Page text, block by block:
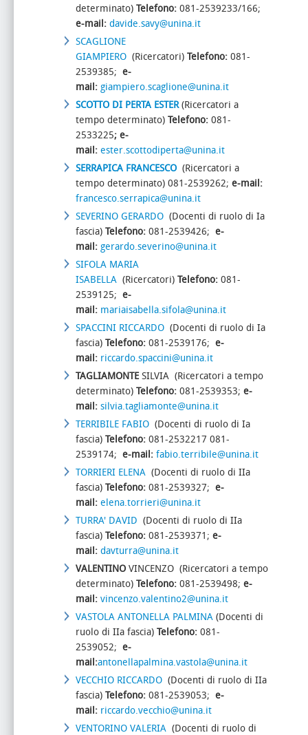
determinato) Telefono: 081-2539233/166;
e-mail: davide.savy@unina.it
SCAGLIONE
GIAMPIERO (Ricercatori) Telefono: 081-
2539385; e-
mail: giampiero.scaglione@unina.it
SCOTTO DI PERTA ESTER(Ricercatori a
tempo determinato) Telefono: 081-
2533225; e-
mail: ester.scottodiperta@unina.it
SERRAPICA FRANCESCO (Ricercatori a
tempo determinato) 081-2539262; e-mail:
francesco.serrapica@unina.it
SEVERINO GERARDO (Docenti di ruolo di Ia
fascia) Telefono: 081-2539426; e-
mail: gerardo.severino@unina.it
SIFOLA MARIA
ISABELLA (Ricercatori) Telefono: 081-
2539125; e-
mail: mariaisabella.sifola@unina.it
SPACCINI RICCARDO (Docenti di ruolo di Ia
fascia) Telefono: 081-2539176; e-
mail: riccardo.spaccini@unina.it
TAGLIAMONTE SILVIA (Ricercatori a tempo
determinato) Telefono: 081-2539353; e-
mail: silvia.tagliamonte@unina.it
TERRIBILE FABIO (Docenti di ruolo di Ia
fascia) Telefono: 081-2532217 081-
2539174; e-mail: fabio.terribile@unina.it
TORRIERI ELENA (Docenti di ruolo di IIa
fascia) Telefono: 081-2539327; e-
mail: elena.torrieri@unina.it
TURRA' DAVID (Docenti di ruolo di IIa
fascia) Telefono: 081-2539371; e-
mail: davturra@unina.it
VALENTINO VINCENZO (Ricercatori a tempo
determinato) Telefono: 081-2539498; e-
mail: vincenzo.valentino2@unina.it
VASTOLA ANTONELLA PALMINA (Docenti di
ruolo di IIa fascia) Telefono: 081-
2539052; e-
mail:antonellapalmina.vastola@unina.it
VECCHIO RICCARDO (Docenti di ruolo di IIa
fascia) Telefono: 081-2539053; e-
mail: riccardo.vecchio@unina.it
VENTORINO VALERIA (Docenti di ruolo di